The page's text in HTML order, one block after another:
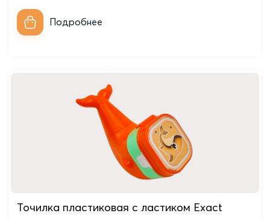
Подробнее
Точилка пластиковая с ластиком Exact